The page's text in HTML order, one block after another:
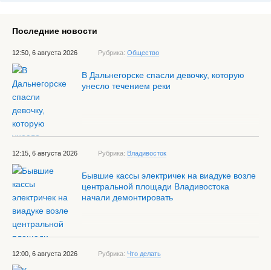
Последние новости
12:50, 6 августа 2026 Рубрика: Общество
В Дальнегорске спасли девочку, которую
унесло течением реки
12:15, 6 августа 2026 Рубрика: Владивосток
Бывшие кассы электричек на виадуке возле
центральной площади Владивостока
начали демонтировать
12:00, 6 августа 2026 Рубрика: Что делать